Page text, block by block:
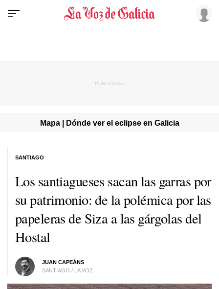
Mapa | Dónde ver el eclipse en Galicia
Los santiagueses sacan las garras por
su patrimonio: de la polémica por las
papeleras de Siza a las gárgolas del
Hostal
JUAN CAPEÁNS
SANTIAGO / LA VOZ
SANTIAGO